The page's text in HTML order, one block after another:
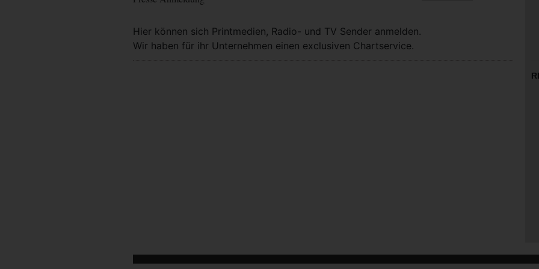
Hier können sich Printmedien, Radio- und TV Sender anmelden.
Wir haben für ihr Unternehmen einen exclusiven Chartservice.